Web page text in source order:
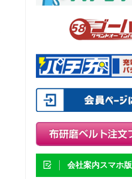
会社案内スマホ版